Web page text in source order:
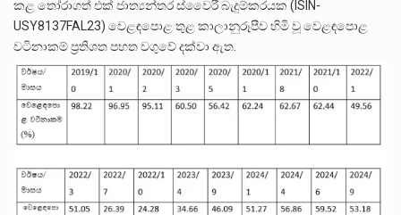
කළ තෝරාගත් එක් ජාත්‍යන්තර ස්වෛරී බැදුම්කරයක (ISIN-
USY8137FAL23) වෙළඳපොළ තුළ කාලානුරූපීව හිමි වූ වෙළඳපොළ
වටිනාකම් ප්‍රතිශත පහත වගුවේ දක්වා ඇත.